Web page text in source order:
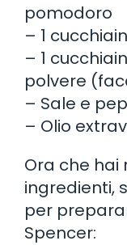
pomodoro
– 1
– 1
polvere
– Sale e
– Olio
Ora che
ingredienti,
per
Spencer: